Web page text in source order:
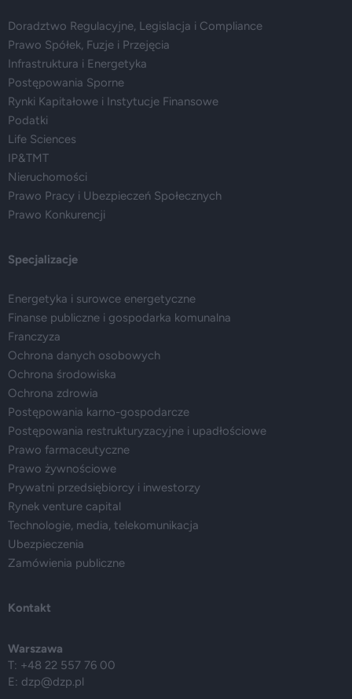
Doradztwo Regulacyjne, Legislacja i Compliance
Prawo Spółek, Fuzje i Przejęcia
Infrastruktura i Energetyka
Postępowania Sporne
Rynki Kapitałowe i Instytucje Finansowe
Podatki
Life Sciences
IP&TMT
Nieruchomości
Prawo Pracy i Ubezpieczeń Społecznych
Prawo Konkurencji
Specjalizacje
Energetyka i surowce energetyczne
Finanse publiczne i gospodarka komunalna
Franczyza
Ochrona danych osobowych
Ochrona środowiska
Ochrona zdrowia
Postępowania karno-gospodarcze
Postępowania restrukturyzacyjne i upadłościowe
Prawo farmaceutyczne
Prawo żywnościowe
Prywatni przedsiębiorcy i inwestorzy
Rynek venture capital
Technologie, media, telekomunikacja
Ubezpieczenia
Zamówienia publiczne
Kontakt
Warszawa
T: +48 22 557 76 00
E: dzp@dzp.pl